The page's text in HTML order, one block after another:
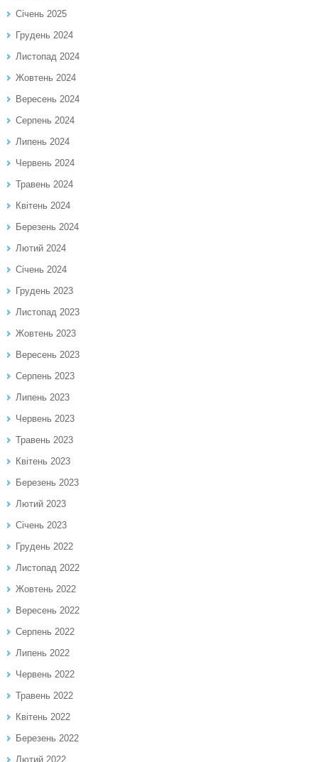
Січень 2025
Грудень 2024
Листопад 2024
Жовтень 2024
Вересень 2024
Серпень 2024
Липень 2024
Червень 2024
Травень 2024
Квітень 2024
Березень 2024
Лютий 2024
Січень 2024
Грудень 2023
Листопад 2023
Жовтень 2023
Вересень 2023
Серпень 2023
Липень 2023
Червень 2023
Травень 2023
Квітень 2023
Березень 2023
Лютий 2023
Січень 2023
Грудень 2022
Листопад 2022
Жовтень 2022
Вересень 2022
Серпень 2022
Липень 2022
Червень 2022
Травень 2022
Квітень 2022
Березень 2022
Лютий 2022